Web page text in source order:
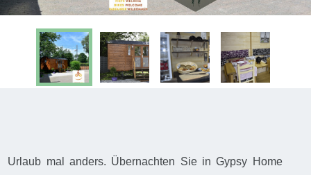
Urlaub mal anders. Übernachten Sie in Gypsy Home